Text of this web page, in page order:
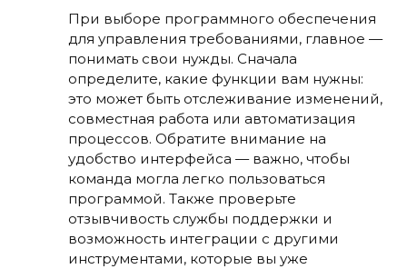
При выборе программного обеспечения
для управления требованиями, главное —
понимать свои нужды. Сначала
определите, какие функции вам нужны:
это может быть отслеживание изменений,
совместная работа или автоматизация
процессов. Обратите внимание на
удобство интерфейса — важно, чтобы
команда могла легко пользоваться
программой. Также проверьте
отзывчивость службы поддержки и
возможность интеграции с другими
инструментами, которые вы уже